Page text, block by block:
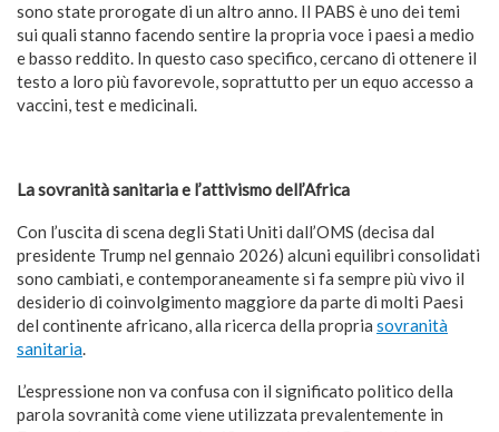
sono state prorogate di un altro anno. Il PABS è uno dei temi
sui quali stanno facendo sentire la propria voce i paesi a medio
e basso reddito. In questo caso specifico, cercano di ottenere il
testo a loro più favorevole, soprattutto per un equo accesso a
vaccini, test e medicinali.
La sovranità sanitaria e l’attivismo dell’Africa
Con l’uscita di scena degli Stati Uniti dall’OMS (decisa dal
presidente Trump nel gennaio 2026) alcuni equilibri consolidati
sono cambiati, e contemporaneamente si fa sempre più vivo il
desiderio di coinvolgimento maggiore da parte di molti Paesi
del continente africano, alla ricerca della propria sovranità
sanitaria.
L’espressione non va confusa con il significato politico della
parola sovranità come viene utilizzata prevalentemente in